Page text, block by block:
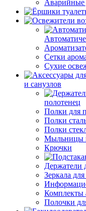
Сетки
Сухие
и санузлов
полотенец
Полки для
Полки
Полки
Мыльницы
Крючки
Держатели
Зеркала для
Комплекты
Полочки